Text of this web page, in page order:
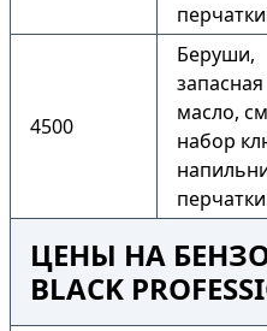
4500
Беруши,
масло,
набор
ЦЕНЫ НА
BLACK